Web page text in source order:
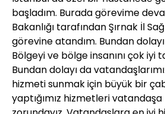
başladım. Burada görevime
Bakanlığı tarafından Şırnak İl
görevine atandım. Bundan
Bölgeyi ve bölge insanını çok iyi
Bundan dolayı da
hizmeti sunmak için büyük bir
yaptığımız hizmetleri